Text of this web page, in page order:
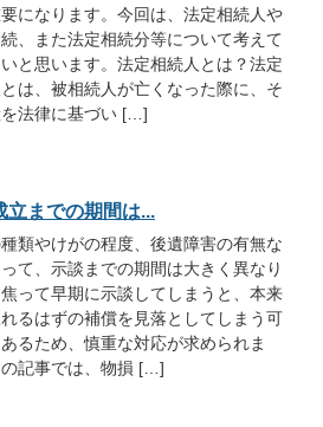
になります。今回は、法定相続人や
、また法定相続分等について考えて
と思います。法定相続人とは？法定
は、被相続人が亡くなった際に、そ
法律に基づい […]
立までの期間は...
類やけがの程度、後遺障害の有無な
て、示談までの期間は大きく異なり
って早期に示談してしまうと、本来
るはずの補償を見落としてしまう可
るため、慎重な対応が求められま
記事では、物損 […]